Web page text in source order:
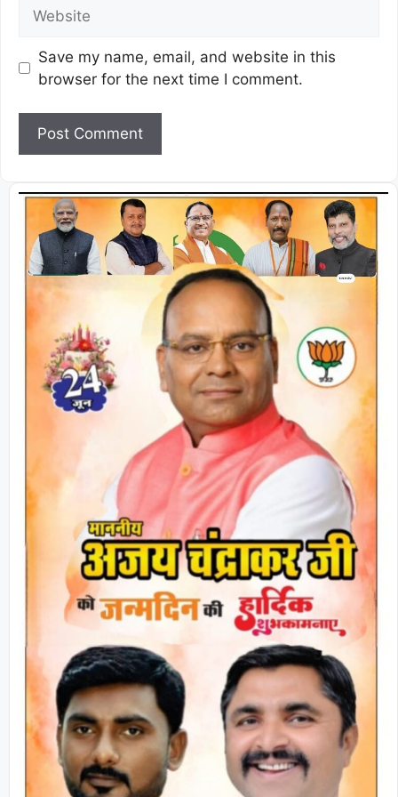
Save my name, email, and website in this
browser for the next time I comment.